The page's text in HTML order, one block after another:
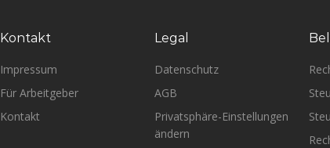
Kontakt
Impressum
Für Arbeitgeber
Kontakt
Legal
Datenschutz
AGB
Privatsphäre-Einstellungen
ändern